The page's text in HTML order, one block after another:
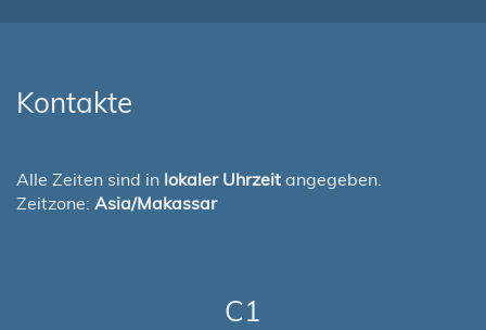
Kontakte
Alle Zeiten sind in lokaler Uhrzeit angegeben.
Zeitzone: Asia/Makassar
C1